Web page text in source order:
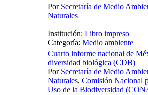
Por Secretaría de Medio
Naturales
Institución: Libro impreso
Categoría: Medio ambiente
Cuarto informe nacional de
diversidad biológica (CDB)
Por Secretaría de Medio
Naturales, Comisión Nacional
Uso de la Biodiversidad